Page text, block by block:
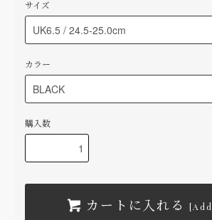
サイズ
カラー
購入数
カートに入れる